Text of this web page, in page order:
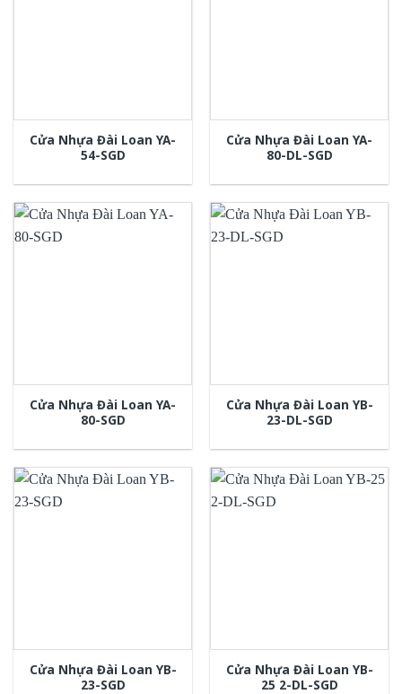
Cửa Nhựa Đài Loan YA-
54-SGD
Cửa Nhựa Đài Loan YA-
80-DL-SGD
Cửa Nhựa Đài Loan YA-
80-SGD
Cửa Nhựa Đài Loan YB-
23-DL-SGD
Cửa Nhựa Đài Loan YB-
23-SGD
Cửa Nhựa Đài Loan YB-
25 2-DL-SGD